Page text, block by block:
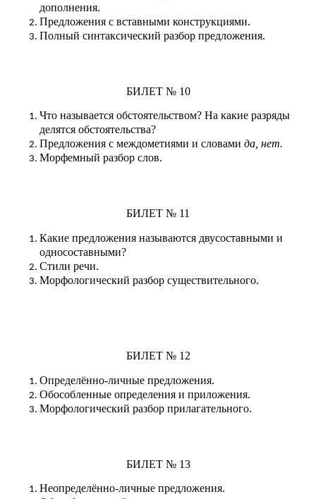
дополнения.
Предложения с вставными конструкциями.
Полный синтаксический разбор предложения.
БИЛЕТ № 10
Что называется обстоятельством? На какие разряды
делятся обстоятельства?
Предложения с междометиями и словами да, нет.
Морфемный разбор слов.
БИЛЕТ № 11
Какие предложения называются двусоставными и
односоставными?
Стили речи.
Морфологический разбор существительного.
БИЛЕТ № 12
Определённо-личные предложения.
Обособленные определения и приложения.
Морфологический разбор прилагательного.
БИЛЕТ № 13
Неопределённо-личные предложения.